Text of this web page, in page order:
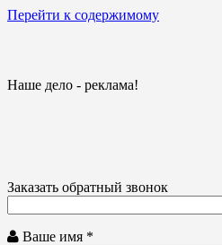
Перейти к содержимому
Наше дело - реклама!
Заказать обратный звонок
Ваше имя *